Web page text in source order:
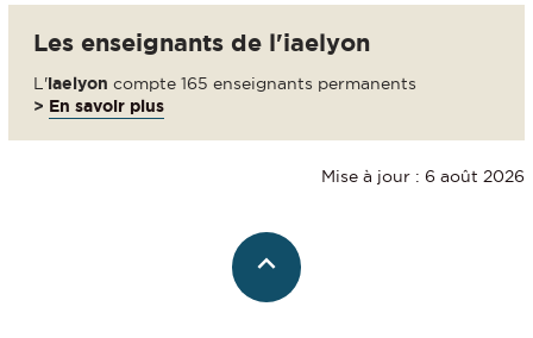
Les enseignants de l'iaelyon
L'iaelyon compte 165 enseignants permanents
> En savoir plus
Mise à jour : 6 août 2026